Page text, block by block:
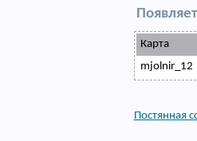
Карта
mjolnir_12
Постянная